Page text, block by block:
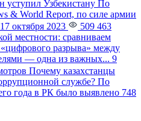
уступил Узбекистану По
& World Report, по силе армии
17 октября 2023
509 463
местности: сравниваем
разрыва» между
— одна из важных... 9
Почему казахстанцы
службе? По
года в РК было выявлено 748